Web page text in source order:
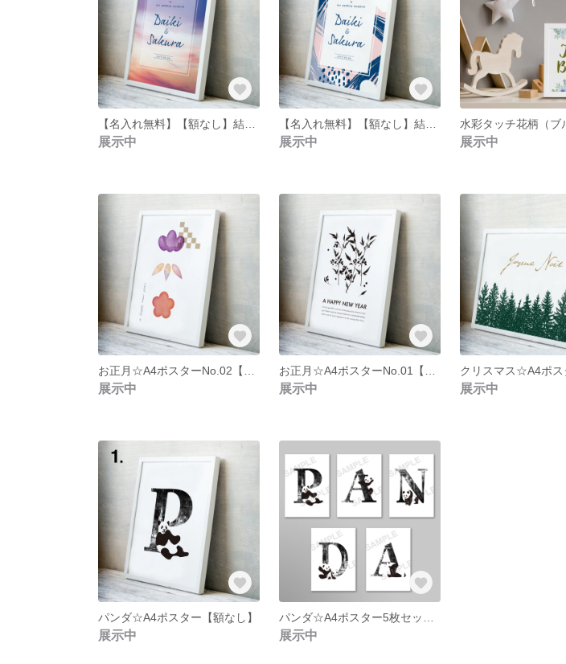
展示中 展示中 展示中
展示中 展示中 展示中
パンダ☆A4ポスター【額なし】
展示中 展示中